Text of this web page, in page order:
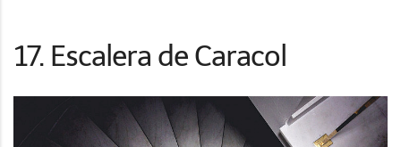
17. Escalera de Caracol